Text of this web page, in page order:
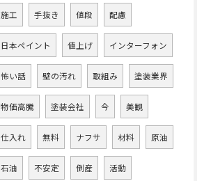
施工 手抜き 値段 配慮
日本ペイント 値上げ インターフォン
怖い話 壁の汚れ 取組み 塗装業界
物価高騰 塗装会社 今 美観
仕入れ 無料 ナフサ 材料 原油
石油 不安定 倒産 活動